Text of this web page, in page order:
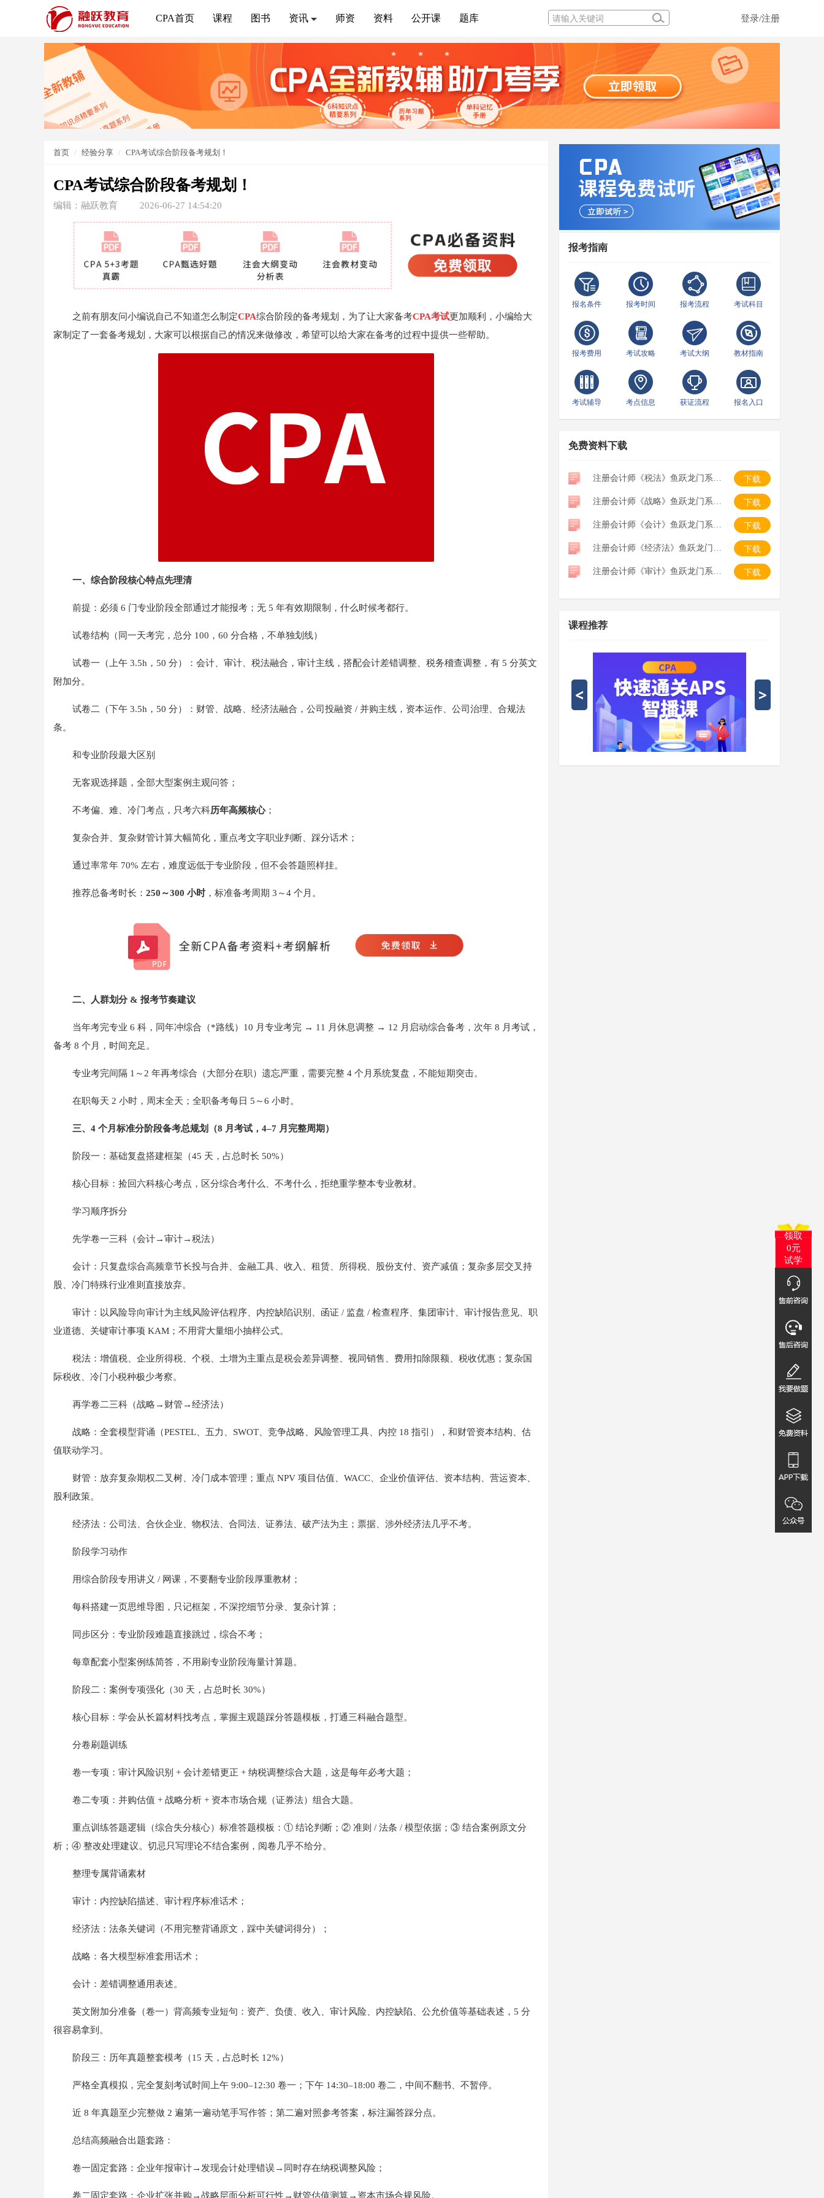
CPA首页 课程 图书 资讯 师资 资料 公开课 题库 登录/注册
首页 经验分享 CPA考试综合阶段备考规划！
CPA考试综合阶段备考规划！
编辑：融跃教育 2026-06-27 14:54:20
之前有朋友问小编说自己不知道怎么制定CPA综合阶段的备考规划，为了让大家备考CPA考试更加顺利，小编给大
家制定了一套备考规划，大家可以根据自己的情况来做修改，希望可以给大家在备考的过程中提供一些帮助。
一、综合阶段核心特点先理清
前提：必须 6 门专业阶段全部通过才能报考；无 5 年有效期限制，什么时候考都行。
试卷结构（同一天考完，总分 100，60 分合格，不单独划线）
试卷一（上午 3.5h，50 分）：会计、审计、税法融合，审计主线，搭配会计差错调整、税务稽查调整，有 5 分英文
附加分。
试卷二（下午 3.5h，50 分）：财管、战略、经济法融合，公司投融资 / 并购主线，资本运作、公司治理、合规法
条。
和专业阶段最大区别
无客观选择题，全部大型案例主观问答；
不考偏、难、冷门考点，只考六科历年高频核心；
复杂合并、复杂财管计算大幅简化，重点考文字职业判断、踩分话术；
通过率常年 70% 左右，难度远低于专业阶段，但不会答题照样挂。
推荐总备考时长： 250～300 小时，标准备考周期 3～4 个月。
二、人群划分 & 报考节奏建议
当年考完专业 6 科，同年冲综合（*路线）10 月专业考完 → 11 月休息调整 → 12 月启动综合备考，次年 8 月考试，
备考 8 个月，时间充足。
专业考完间隔 1～2 年再考综合（大部分在职）遗忘严重，需要完整 4 个月系统复盘，不能短期突击。
在职每天 2 小时，周末全天；全职备考每日 5～6 小时。
三、4 个月标准分阶段备考总规划（8 月考试，4–7 月完整周期）
阶段一：基础复盘搭建框架（45 天，占总时长 50%）
核心目标：捡回六科核心考点，区分综合考什么、不考什么，拒绝重学整本专业教材。
学习顺序拆分
先学卷一三科（会计→审计→税法）
会计：只复盘综合高频章节长投与合并、金融工具、收入、租赁、所得税、股份支付、资产减值；复杂多层交叉持
股、冷门特殊行业准则直接放弃。
审计：以风险导向审计为主线风险评估程序、内控缺陷识别、函证 / 监盘 / 检查程序、集团审计、审计报告意见、职
业道德、关键审计事项 KAM；不用背大量细小抽样公式。
税法：增值税、企业所得税、个税、土增为主重点是税会差异调整、视同销售、费用扣除限额、税收优惠；复杂国
际税收、冷门小税种极少考察。
再学卷二三科（战略→财管→经济法）
战略：全套模型背诵（PESTEL、五力、SWOT、竞争战略、风险管理工具、内控 18 指引），和财管资本结构、估
值联动学习。
财管：放弃复杂期权二叉树、冷门成本管理；重点 NPV 项目估值、WACC、企业价值评估、资本结构、营运资本、
股利政策。
经济法：公司法、合伙企业、物权法、合同法、证券法、破产法为主；票据、涉外经济法几乎不考。
阶段学习动作
用综合阶段专用讲义 / 网课，不要翻专业阶段厚重教材；
每科搭建一页思维导图，只记框架，不深挖细节分录、复杂计算；
同步区分：专业阶段难题直接跳过，综合不考；
每章配套小型案例练简答，不用刷专业阶段海量计算题。
阶段二：案例专项强化（30 天，占总时长 30%）
核心目标：学会从长篇材料找考点，掌握主观题踩分答题模板，打通三科融合题型。
分卷刷题训练
卷一专项：审计风险识别 + 会计差错更正 + 纳税调整综合大题，这是每年必考大题；
卷二专项：并购估值 + 战略分析 + 资本市场合规（证券法）组合大题。
重点训练答题逻辑（综合失分核心）标准答题模板：① 结论判断；② 准则 / 法条 / 模型依据；③ 结合案例原文分
析；④ 整改处理建议。切忌只写理论不结合案例，阅卷几乎不给分。
整理专属背诵素材
审计：内控缺陷描述、审计程序标准话术；
经济法：法条关键词（不用完整背诵原文，踩中关键词得分）；
战略：各大模型标准套用话术；
会计：差错调整通用表述。
英文附加分准备（卷一）背高频专业短句：资产、负债、收入、审计风险、内控缺陷、公允价值等基础表述，5 分
很容易拿到。
阶段三：历年真题整套模考（15 天，占总时长 12%）
严格全真模拟，完全复刻考试时间上午 9:00–12:30 卷一；下午 14:30–18:00 卷二，中间不翻书、不暂停。
近 8 年真题至少完整做 2 遍第一遍动笔手写作答；第二遍对照参考答案，标注漏答踩分点。
总结高频融合出题套路：
卷一固定套路：企业年报审计→发现会计处理错误→同时存在纳税调整风险；
卷二固定套路：企业扩张并购→战略层面分析可行性→财管估值测算→资本市场合规风险。
报考指南
报名条件 报考时间 报考流程 考试科目
报考费用 考试攻略 考试大纲 教材指南
考试辅导 考点信息 获证流程 报名入口
免费资料下载
注册会计师《税法》鱼跃龙门系列口袋书 下载
注册会计师《战略》鱼跃龙门系列口袋书 下载
注册会计师《会计》鱼跃龙门系列口袋书 下载
注册会计师《经济法》鱼跃龙门系列口袋书 下载
注册会计师《审计》鱼跃龙门系列口袋书 下载
课程推荐
0元
试学